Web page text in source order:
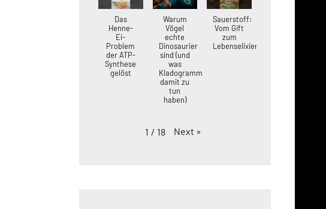
Das
Henne-
Ei-
Problem
der ATP-
Synthese
gelöst
Warum
Vögel
echte
Dinosaurier
sind (und
was
Kladogramme
damit zu
tun
haben)
Sauerstoff:
Vom Gift
zum
Lebenselixier
1 / 18 Next »